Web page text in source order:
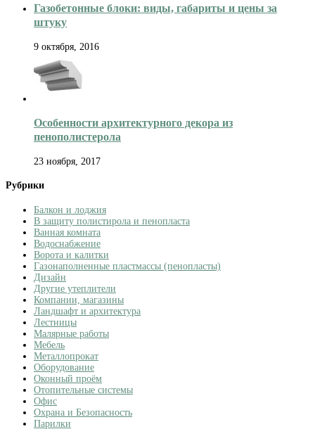
Газобетонные блоки: виды, габариты и цены за
штуку
9 октября, 2016
Особенности архитектурного декора из
пенополистерола
23 ноября, 2017
Рубрики
Балкон и лоджия
В защиту полистирола и пенопласта
Ванная комната
Водоснабжение
Ворота и калитки
Газонаполненные пластмассы (пенопласты)
Дизайн
Другие утеплители
Компании, магазины
Ландшафт и архитектура
Лестницы
Малярные работы
Мебель
Металлопрокат
Оборудование
Оконный проём
Отопительные системы
Офис
Охрана и Безопасность
Парилки